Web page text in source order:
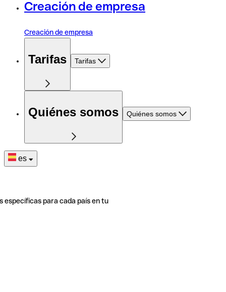
Creación de empresa
Creación de empresa
Tarifas Tarifas
Quiénes somos Quiénes somos
es
específicas para cada país en tu